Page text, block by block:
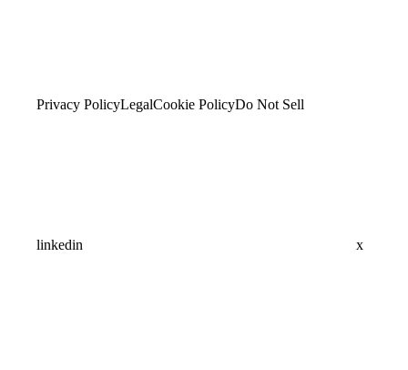
Privacy PolicyLegalCookie PolicyDo Not Sell
linkedin x